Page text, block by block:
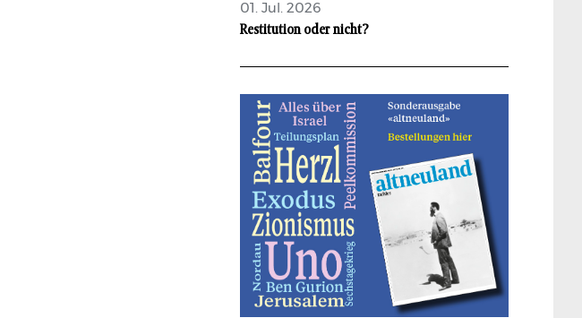
01. Jul. 2026
Restitution oder nicht?